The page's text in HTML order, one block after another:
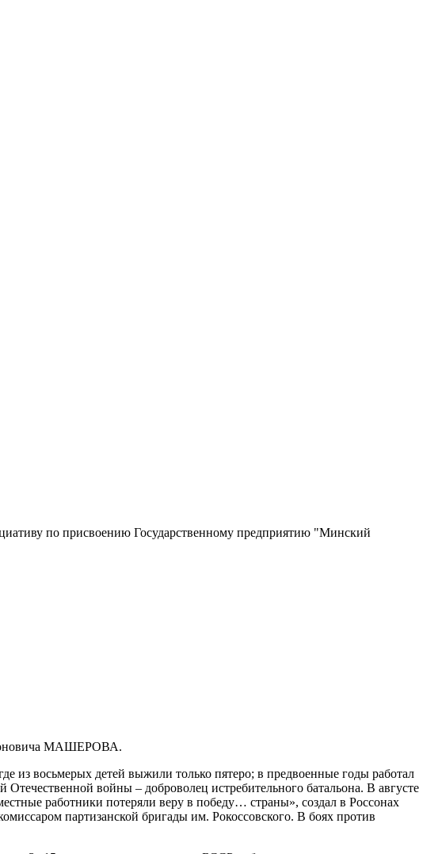
по присвоению Государственному предприятию "Минский
МАШЕРОВА.
восьмерых детей выжили только пятеро; в предвоенные годы работал
войны – доброволец истребительного батальона. В августе
работники потеряли веру в победу… страны», создал в Россонах
партизанской бригады им. Рокоссовского. В боях против